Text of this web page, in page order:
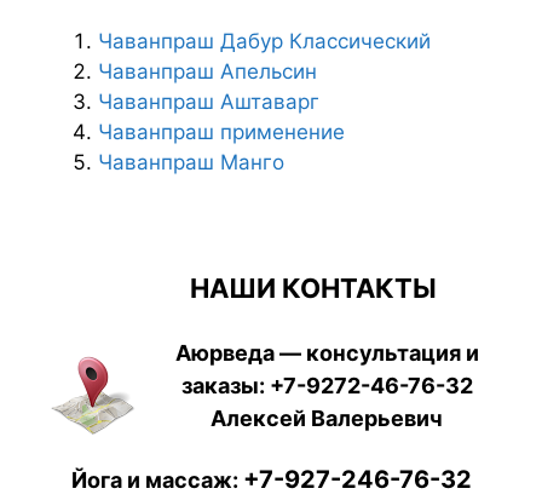
Чаванпраш Дабур Классический
Чаванпраш Апельсин
Чаванпраш Аштаварг
Чаванпраш применение
Чаванпраш Манго
НАШИ КОНТАКТЫ
Аюрведа — консультация и
заказы: +7-9272-46-76-32
Алексей Валерьевич
Йога и массаж: +7-927-246-76-32